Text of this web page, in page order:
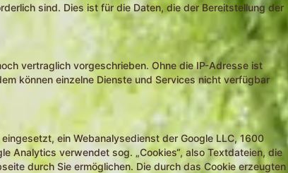
sind. Dies ist für die Daten, die der Bereitstellung der
vertraglich vorgeschrieben. Ohne die IP-Adresse ist
können einzelne Dienste und Services nicht verfügbar
ein Webanalysedienst der Google LLC, 1600
Analytics verwendet sog. „Cookies“, also Textdateien, die
durch Sie ermöglichen. Die durch das Cookie erzeugten